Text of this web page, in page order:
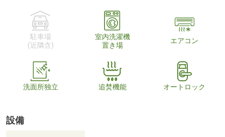
駐車場
(近隣含)
室内洗濯機
置き場
エアコン
洗面所独立 追焚機能 オートロック
設備